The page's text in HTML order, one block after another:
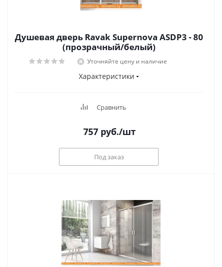
Душевая дверь Ravak Supernova ASDP3 - 80
(прозрачный/белый)
Уточняйте цену и наличие
Характеристики
Сравнить
757руб./шт
Под заказ